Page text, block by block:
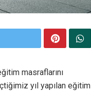
masraflarını
yıl yapılan eğitim